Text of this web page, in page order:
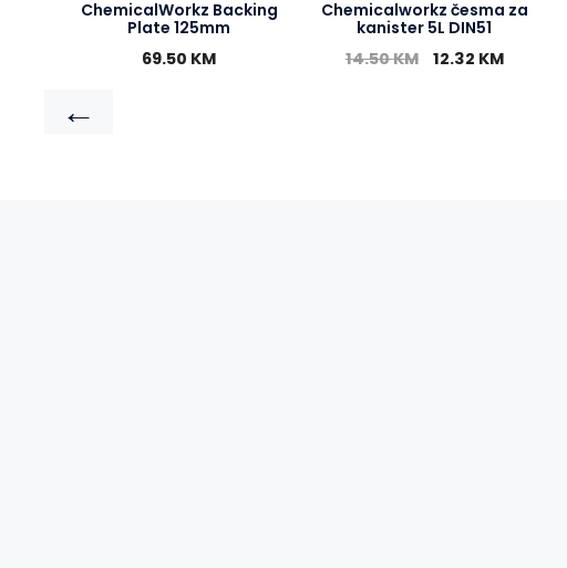
ChemicalWorkz Backing
Plate 125mm
69.50 KM
Chemicalworkz česma za
kanister 5L DIN51
14.50KM 12.32 KM
←